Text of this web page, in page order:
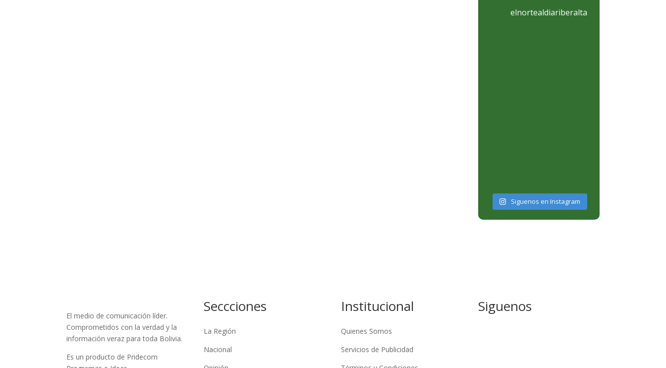
elnortealdiariberalta
Siguenos en Instagram
El medio de comunicación líder.
Comprometidos con la verdad y la
información veraz para toda Bolivia.
Es un producto de Pridecom
Seccciones
La Región
Nacional
Institucional
Quienes Somos
Servicios de Publicidad
Siguenos